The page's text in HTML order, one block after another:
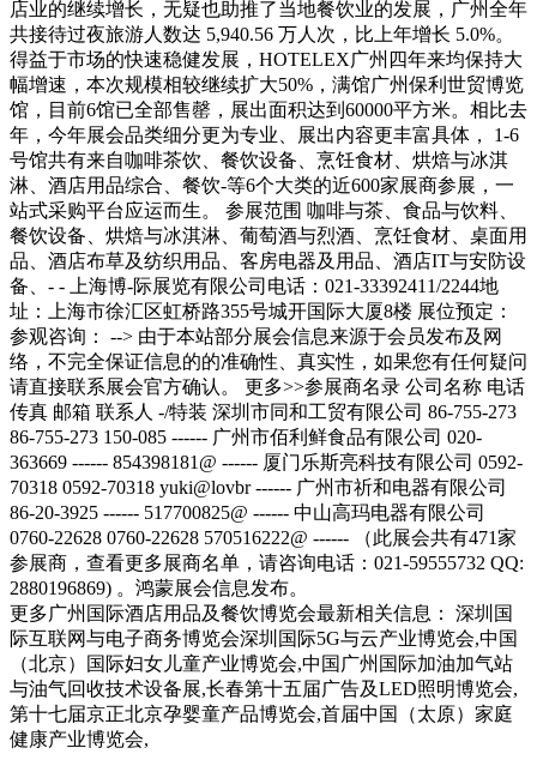
更多广州国际酒店用品及餐饮博览会最新相关信息： 深圳国
际互联网与电子商务博览会深圳国际5G与云产业博览会,中国
（北京）国际妇女儿童产业博览会,中国广州国际加油加气站
与油气回收技术设备展,长春第十五届广告及LED照明博览会,
第十七届京正北京孕婴童产品博览会,首届中国（太原）家庭
健康产业博览会,